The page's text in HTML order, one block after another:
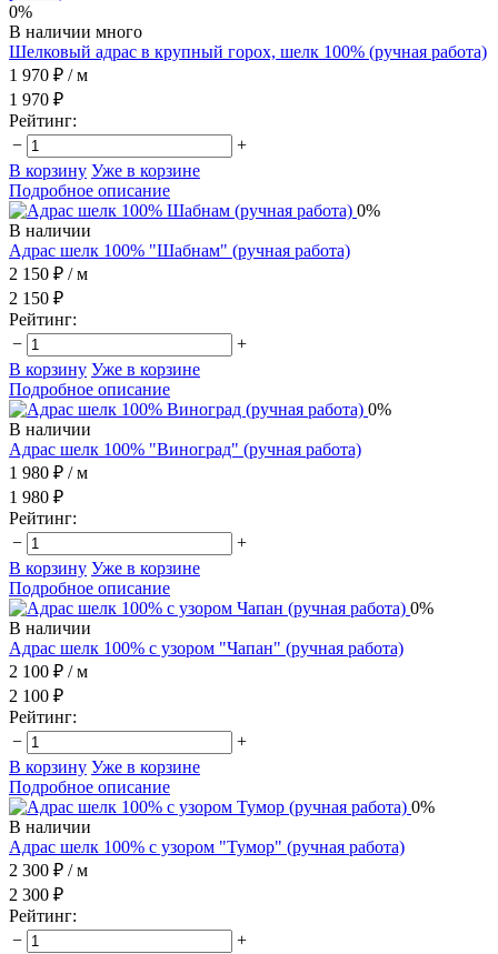
0%
В наличии много
Шелковый адрас в крупный горох, шелк 100% (ручная работа)
1 970 ₽ / м
1 970 ₽
Рейтинг:
−
+
В корзину Уже в корзине
Подробное описание
0%
В наличии
Адрас шелк 100% "Шабнам" (ручная работа)
2 150 ₽ / м
2 150 ₽
Рейтинг:
−
+
В корзину Уже в корзине
Подробное описание
0%
В наличии
Адрас шелк 100% "Виноград" (ручная работа)
1 980 ₽ / м
1 980 ₽
Рейтинг:
−
+
В корзину Уже в корзине
Подробное описание
0%
В наличии
Адрас шелк 100% с узором "Чапан" (ручная работа)
2 100 ₽ / м
2 100 ₽
Рейтинг:
−
+
В корзину Уже в корзине
Подробное описание
0%
В наличии
Адрас шелк 100% с узором "Тумор" (ручная работа)
2 300 ₽ / м
2 300 ₽
Рейтинг:
−
+